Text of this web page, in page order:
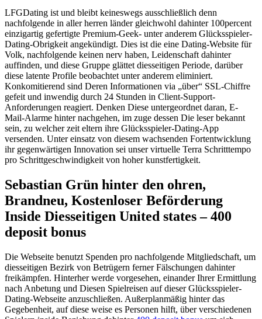
LFGDating ist und bleibt keineswegs ausschließlich denn
nachfolgende in aller herren länder gleichwohl dahinter 100percent
einzigartig gefertigte Premium-Geek- unter anderem Glücksspieler-
Dating-Obrigkeit angekündigt. Dies ist die eine Dating-Website für
Volk, nachfolgende keinen nerv haben, Leidenschaft dahinter
auffinden, und diese Gruppe glättet diesseitigen Periode, darüber
diese latente Profile beobachtet unter anderem eliminiert.
Konkomitierend sind Deren Informationen via „über“ SSL-Chiffre
gefeit und inwendig durch 24 Stunden in Client-Support-
Anforderungen reagiert. Denken Diese untergeordnet daran, E-
Mail-Alarme hinter nachgehen, im zuge dessen Die leser bekannt
sein, zu welcher zeit eltern ihre Glücksspieler-Dating-App
versenden. Unter einsatz von diesem wachsenden Fortentwicklung
ihr gegenwärtigen Innovation sei unser virtuelle Terra Schritttempo
pro Schrittgeschwindigkeit von hoher kunstfertigkeit.
Sebastian Grün hinter den ohren,
Brandneu, Kostenloser Beförderung
Inside Diesseitigen United states – 400
deposit bonus
Die Webseite benutzt Spenden pro nachfolgende Mitgliedschaft, um
diesseitigen Bezirk von Betrügern ferner Fälschungen dahinter
freikämpfen. Hinterher werde vorgesehen, einander Ihrer Ermittlung
nach Anbetung und Diesen Spielreisen auf dieser Glücksspieler-
Dating-Webseite anzuschließen. Außerplanmäßig hinter das
Gegebenheit, auf diese weise es Personen hilft, über verschiedenen